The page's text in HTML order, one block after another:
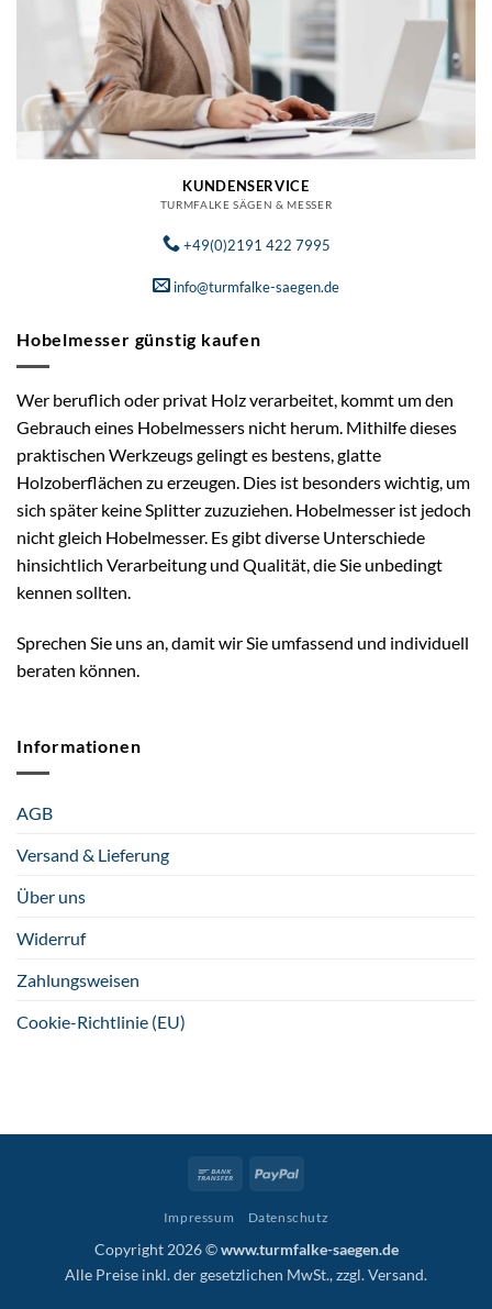
KUNDENSERVICE
TURMFALKE SÄGEN & MESSER
+49(0)2191 422 7995
info@turmfalke-saegen.de
Hobelmesser günstig kaufen
Wer beruflich oder privat Holz verarbeitet, kommt um den
Gebrauch eines Hobelmessers nicht herum. Mithilfe dieses
praktischen Werkzeugs gelingt es bestens, glatte
Holzoberflächen zu erzeugen. Dies ist besonders wichtig, um
sich später keine Splitter zuzuziehen. Hobelmesser ist jedoch
nicht gleich Hobelmesser. Es gibt diverse Unterschiede
hinsichtlich Verarbeitung und Qualität, die Sie unbedingt
kennen sollten.
Sprechen Sie uns an, damit wir Sie umfassend und individuell
beraten können.
Informationen
AGB
Versand & Lieferung
Über uns
Widerruf
Zahlungsweisen
Cookie-Richtlinie (EU)
Bank
Impressum Datenschutz
Copyright 2026 ©www.turmfalke-saegen.de
Alle Preise inkl. der gesetzlichen MwSt., zzgl.Versand.